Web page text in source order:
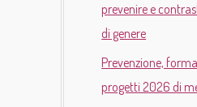
prevenire e
di genere
Prevenzione,
progetti 2026 di